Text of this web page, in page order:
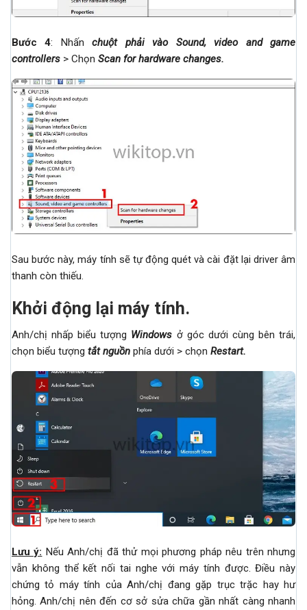
Bước 4: Nhấnchuột phải vào Sound, video and game
controllers > Chọn Scan for hardware changes.
Sau bước này, máy tính sẽ tự động quét và cài đặt lại driver âm
thanh còn thiếu.
Khởi động lại máy tính.
Anh/chị nhấp biểu tượng Windows ở góc dưới cùng bên trái,
chọn biểu tượng tắt nguồn phía dưới > chọn Restart.
Lưu ý: Nếu Anh/chị đã thử mọi phương pháp nêu trên nhưng
vẫn không thể kết nối tai nghe với máy tính được. Điều này
chứng tỏ máy tính của Anh/chị đang gặp trục trặc hay hư
hỏng. Anh/chị nên đến cơ sở sửa chữa gần nhất càng nhanh